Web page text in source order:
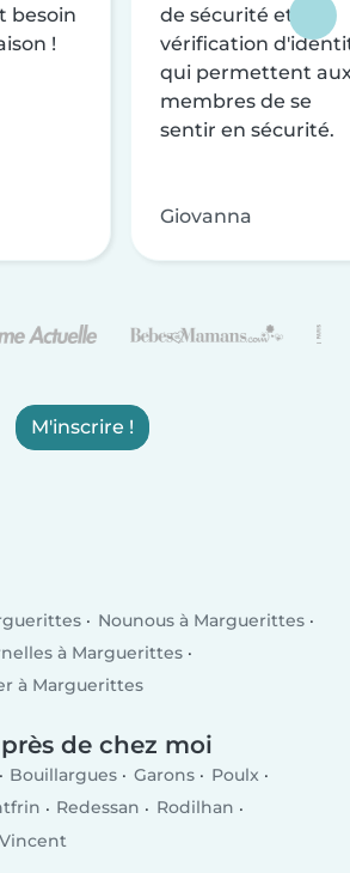
besoin
!
de sécurité et de
vérification
qui permettent
membres de se
sentir en sécurité.
Giovanna
M'inscrire !
Nounous à Marguerittes
à Marguerittes
à Marguerittes
de chez moi
Bouillargues Garons
Poulx
Redessan
Rodilhan